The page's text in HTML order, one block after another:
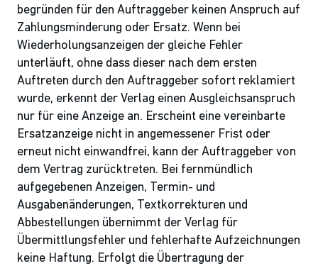
begründen für den Auftraggeber keinen Anspruch auf
Zahlungsminderung oder Ersatz. Wenn bei
Wiederholungsanzeigen der gleiche Fehler
unterläuft, ohne dass dieser nach dem ersten
Auftreten durch den Auftraggeber sofort reklamiert
wurde, erkennt der Verlag einen Ausgleichsanspruch
nur für eine Anzeige an. Erscheint eine vereinbarte
Ersatzanzeige nicht in angemessener Frist oder
erneut nicht einwandfrei, kann der Auftraggeber von
dem Vertrag zurücktreten. Bei fernmündlich
aufgegebenen Anzeigen, Termin- und
Ausgabenänderungen, Textkorrekturen und
Abbestellungen übernimmt der Verlag für
Übermittlungsfehler und fehlerhafte Aufzeichnungen
keine Haftung. Erfolgt die Übertragung der